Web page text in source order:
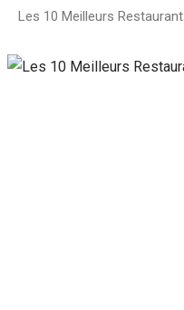
Les 10 Meilleurs